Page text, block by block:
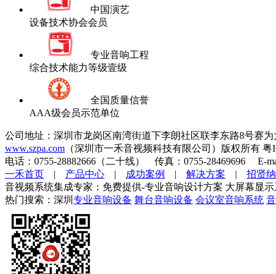
中国演艺
设备技术协会会员
专业音响工程
综合技术能力等级壹级
全国质量信誉
AAA级会员示范单位
公司地址：深圳市龙岗区南湾街道下李朗社区联李东路8号赛为
www.szpa.com （深圳市一禾音视频科技有限公司）版权所有 粤
电话：0755-28882666（二十线） 传真：0755-28469696 E-
一禾首页 | 产品中心 | 成功案例 | 解决方案 | 招贤
音视频系统集成专家：免费提供-专业音响设计方案 大屏幕显
热门搜索：深圳 专业音响设备 舞台音响设备 会议室音响系统